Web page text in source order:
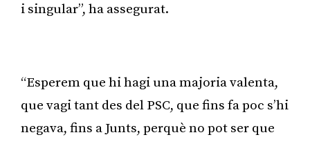
i singular”, ha assegurat.
“Esperem que hi hagi una majoria valenta,
que vagi tant des del PSC, que fins fa poc s’hi
negava, fins a Junts, perquè no pot ser que